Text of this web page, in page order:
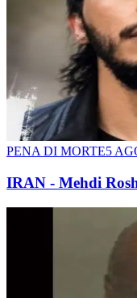
PENA DI MORTE5
IRAN - Mehdi